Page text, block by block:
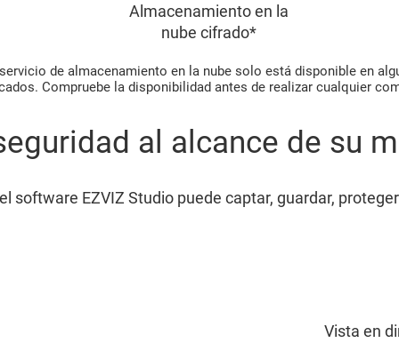
Almacenamiento en la
nube cifrado*
de almacenamiento en la nube solo está disponible en
Compruebe la disponibilidad antes de realizar cualquier
al alcance de su
software EZVIZ Studio puede captar, guardar,
Vista en